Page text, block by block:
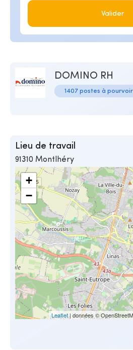
Valider
DOMINO RH
1407 postes à pourvoir
Lieu de travail
91310 Montlhéry
+
−
Leaflet| données ©